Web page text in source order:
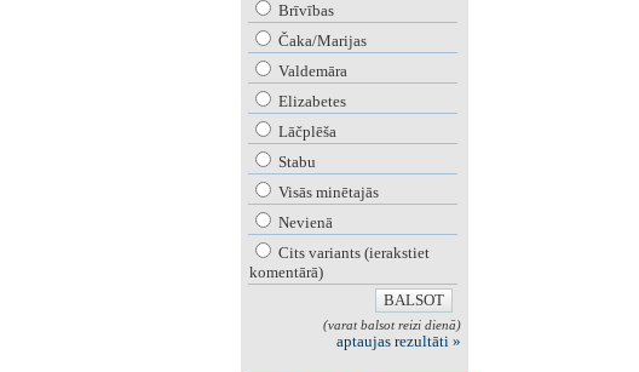
Brīvības
Čaka/Marijas
Valdemāra
Elizabetes
Lāčplēša
Stabu
Visās minētajās
Nevienā
Cits variants (ierakstiet
komentārā)
(varat balsot reizi dienā)
aptaujas rezultāti »